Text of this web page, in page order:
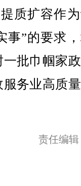
质扩容作
事”的要求
批巾帼家
务业高质
责任编